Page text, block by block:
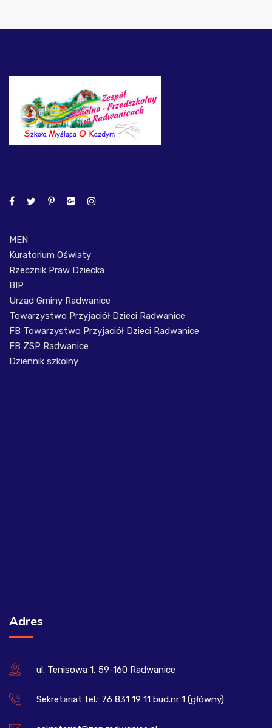
MEN
Kuratorium Oświaty
Rzecznik Praw Dziecka
BIP
Urząd Gminy Radwanice
Towarzystwo Przyjaciół Dzieci Radwanice
FB Towarzystwo Przyjaciół Dzieci Radwanice
FB ZSP Radwanice
Dziennik szkolny
Adres
ul. Tenisowa 1, 59-160 Radwanice
Sekretariat tel.: 76 831 19 11 bud.nr 1 (główny)